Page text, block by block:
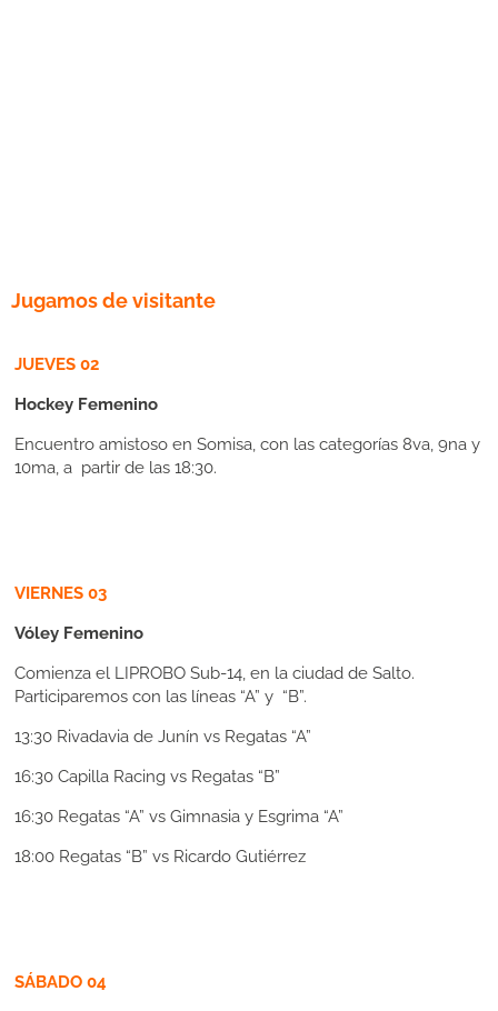
Jugamos de visitante
JUEVES 02
Hockey Femenino
Encuentro amistoso en Somisa, con las categorías 8va, 9na y
10ma, a partir de las 18:30.
VIERNES 03
Vóley Femenino
Comienza el LIPROBO Sub-14, en la ciudad de Salto.
Participaremos con las líneas “A” y “B”.
13:30 Rivadavia de Junín vs Regatas “A”
16:30 Capilla Racing vs Regatas “B”
16:30 Regatas “A” vs Gimnasia y Esgrima “A”
18:00 Regatas “B” vs Ricardo Gutiérrez
SÁBADO 04